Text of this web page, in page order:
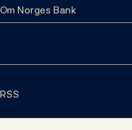
Om Norges Bank
RSS